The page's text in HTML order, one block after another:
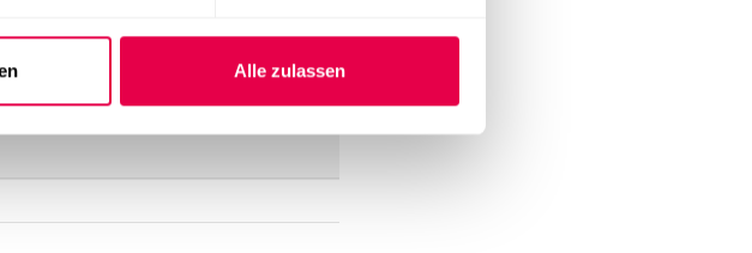
Alle zulassen